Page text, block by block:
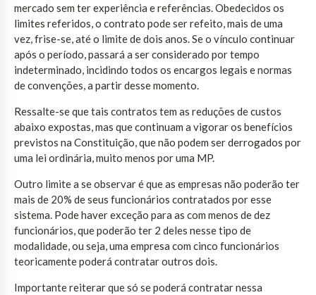
mercado sem ter experiência e referências. Obedecidos os
limites referidos, o contrato pode ser refeito, mais de uma
vez, frise-se, até o limite de dois anos. Se o vínculo continuar
após o período, passará a ser considerado por tempo
indeterminado, incidindo todos os encargos legais e normas
de convenções, a partir desse momento.
Ressalte-se que tais contratos tem as reduções de custos
abaixo expostas, mas que continuam a vigorar os benefícios
previstos na Constituição, que não podem ser derrogados por
uma lei ordinária, muito menos por uma MP.
Outro limite a se observar é que as empresas não poderão ter
mais de 20% de seus funcionários contratados por esse
sistema. Pode haver exceção para as com menos de dez
funcionários, que poderão ter 2 deles nesse tipo de
modalidade, ou seja, uma empresa com cinco funcionários
teoricamente poderá contratar outros dois.
Importante reiterar que só se poderá contratar nessa